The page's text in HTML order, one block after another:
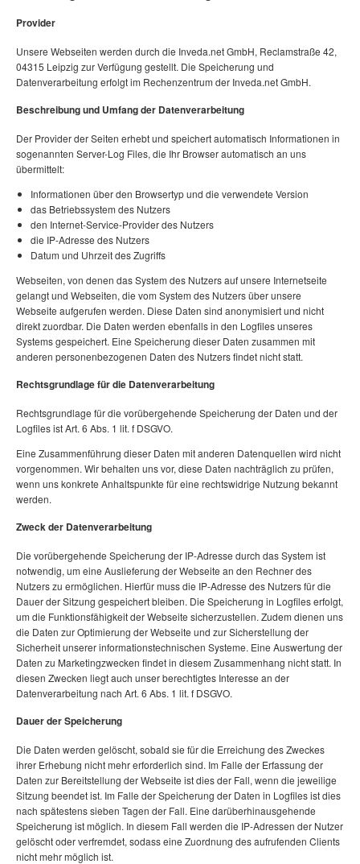
Provider
Unsere Webseiten werden durch die Inveda.net GmbH, Reclamstraße 42,
04315 Leipzig zur Verfügung gestellt. Die Speicherung und
Datenverarbeitung erfolgt im Rechenzentrum der Inveda.net GmbH.
Beschreibung und Umfang der Datenverarbeitung
Der Provider der Seiten erhebt und speichert automatisch Informationen in
sogenannten Server-Log Files, die Ihr Browser automatisch an uns
übermittelt:
Informationen über den Browsertyp und die verwendete Version
das Betriebssystem des Nutzers
den Internet-Service-Provider des Nutzers
die IP-Adresse des Nutzers
Datum und Uhrzeit des Zugriffs
Webseiten, von denen das System des Nutzers auf unsere Internetseite
gelangt und Webseiten, die vom System des Nutzers über unsere
Webseite aufgerufen werden. Diese Daten sind anonymisiert und nicht
direkt zuordbar. Die Daten werden ebenfalls in den Logfiles unseres
Systems gespeichert. Eine Speicherung dieser Daten zusammen mit
anderen personenbezogenen Daten des Nutzers findet nicht statt.
Rechtsgrundlage für die Datenverarbeitung
Rechtsgrundlage für die vorübergehende Speicherung der Daten und der
Logfiles ist Art. 6 Abs. 1 lit. f DSGVO.
Eine Zusammenführung dieser Daten mit anderen Datenquellen wird nicht
vorgenommen. Wir behalten uns vor, diese Daten nachträglich zu prüfen,
wenn uns konkrete Anhaltspunkte für eine rechtswidrige Nutzung bekannt
werden.
Zweck der Datenverarbeitung
Die vorübergehende Speicherung der IP-Adresse durch das System ist
notwendig, um eine Auslieferung der Webseite an den Rechner des
Nutzers zu ermöglichen. Hierfür muss die IP-Adresse des Nutzers für die
Dauer der Sitzung gespeichert bleiben. Die Speicherung in Logfiles erfolgt,
um die Funktionsfähigkeit der Webseite sicherzustellen. Zudem dienen uns
die Daten zur Optimierung der Webseite und zur Sicherstellung der
Sicherheit unserer informationstechnischen Systeme. Eine Auswertung der
Daten zu Marketingzwecken findet in diesem Zusammenhang nicht statt. In
diesen Zwecken liegt auch unser berechtigtes Interesse an der
Datenverarbeitung nach Art. 6 Abs. 1 lit. f DSGVO.
Dauer der Speicherung
Die Daten werden gelöscht, sobald sie für die Erreichung des Zweckes
ihrer Erhebung nicht mehr erforderlich sind. Im Falle der Erfassung der
Daten zur Bereitstellung der Webseite ist dies der Fall, wenn die jeweilige
Sitzung beendet ist. Im Falle der Speicherung der Daten in Logfiles ist dies
nach spätestens sieben Tagen der Fall. Eine darüberhinausgehende
Speicherung ist möglich. In diesem Fall werden die IP-Adressen der Nutzer
gelöscht oder verfremdet, sodass eine Zuordnung des aufrufenden Clients
nicht mehr möglich ist.